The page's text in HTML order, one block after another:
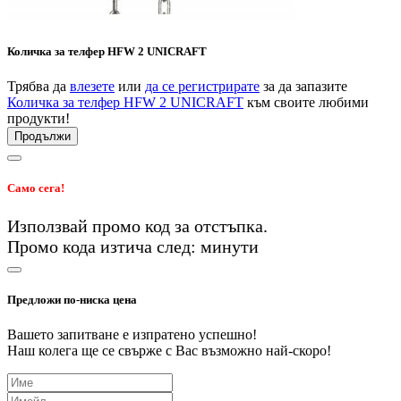
Количка за телфер HFW 2 UNICRAFT
Трябва да влезете или да се регистрирате за да запазите
Количка за телфер HFW 2 UNICRAFT към своите любими
продукти!
Продължи
Само сега!
Използвай промо код за отстъпка.
Промо кода изтича след: минути
Предложи по-ниска цена
Вашето запитване е изпратено успешно!
Наш колега ще се свърже с Вас възможно най-скоро!